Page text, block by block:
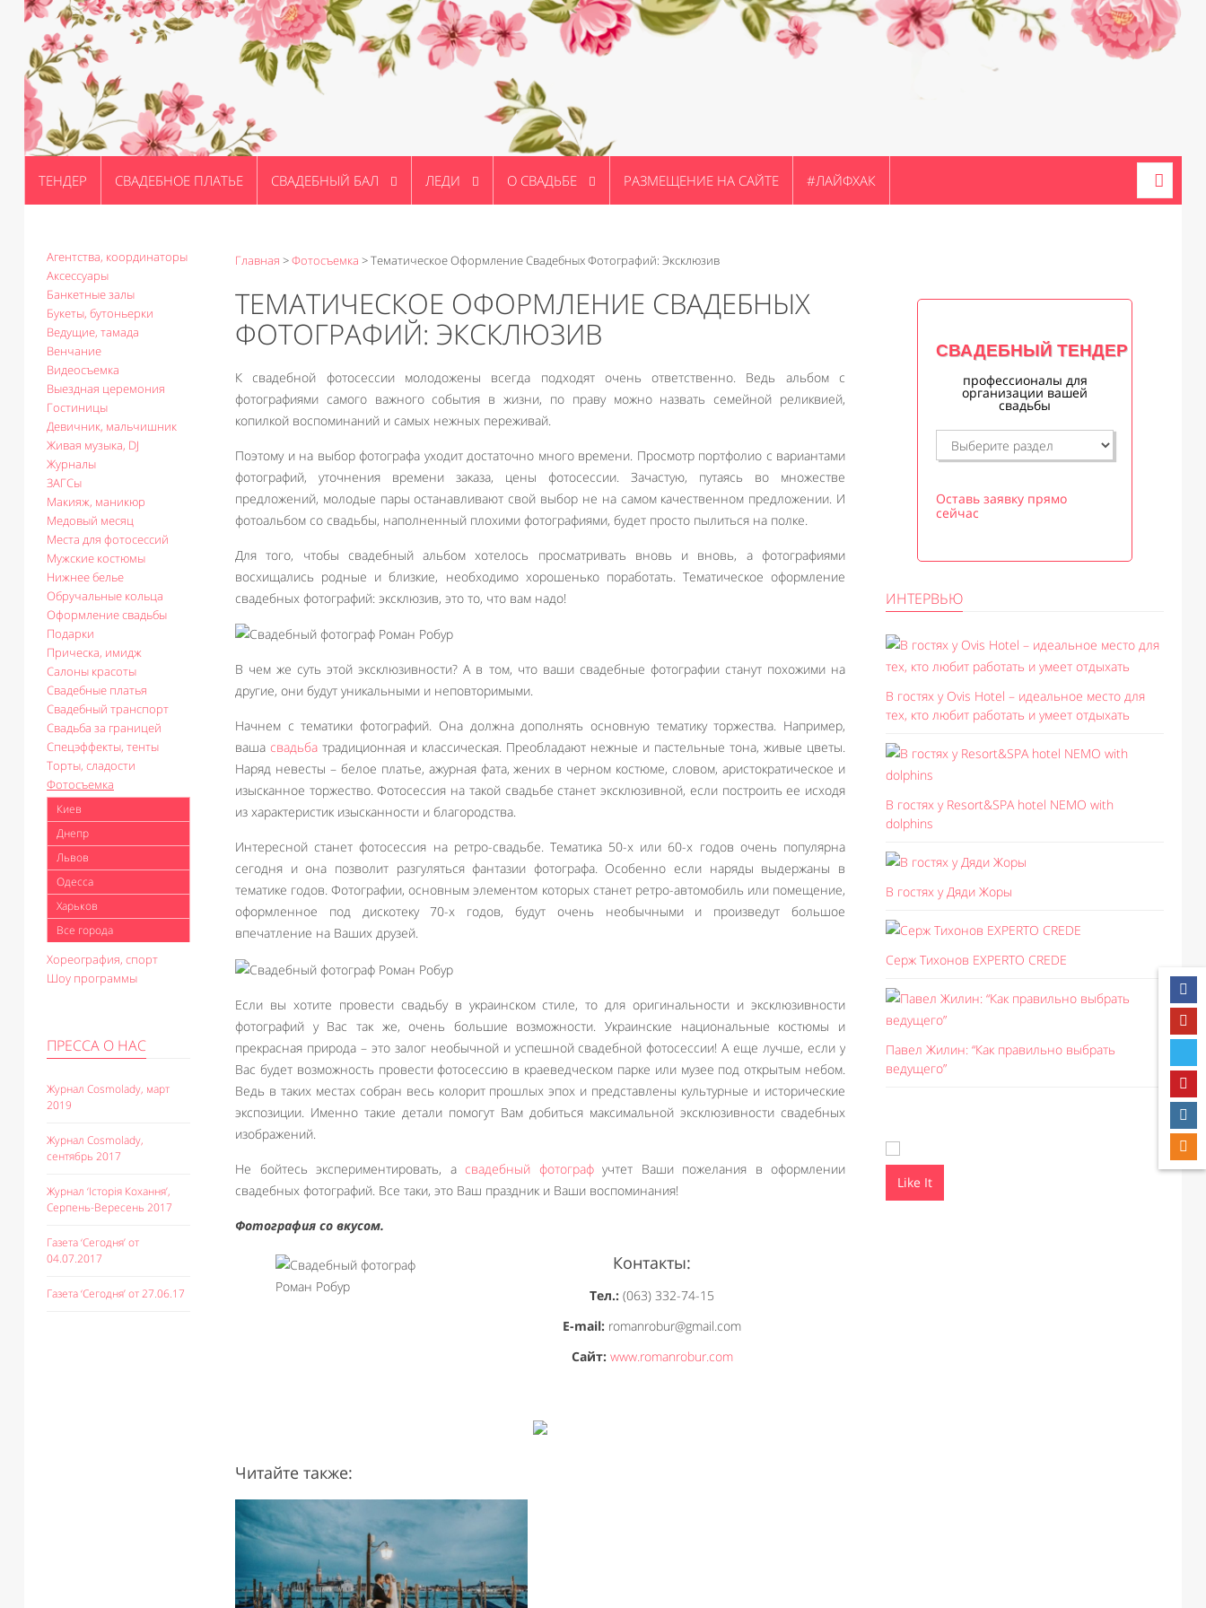
ТЕНДЕР СВАДЕБНОЕ ПЛАТЬЕ СВАДЕБНЫЙ БАЛ ЛЕДИ О СВАДЬБЕ РАЗМЕЩЕНИЕ НА САЙТЕ #ЛАЙФХАК
Агентства, координаторы
Аксессуары
Банкетные залы
Букеты, бутоньерки
Ведущие, тамада
Венчание
Видеосъемка
Выездная церемония
Гостиницы
Девичник, мальчишник
Живая музыка, DJ
Журналы
ЗАГСы
Макияж, маникюр
Медовый месяц
Места для фотосессий
Мужские костюмы
Нижнее белье
Обручальные кольца
Оформление свадьбы
Подарки
Прическа, имидж
Салоны красоты
Свадебные платья
Свадебный транспорт
Свадьба за границей
Спецэффекты, тенты
Торты, сладости
Фотосъемка
Киев
Днепр
Львов
Одесса
Харьков
Все города
Хореография, спорт
Шоу программы
ПРЕССА О НАС
Журнал Cosmolady, март
2019
Журнал Cosmolady,
сентябрь 2017
Журнал ‘Історія Кохання’,
Серпень-Вересень 2017
Газета ‘Сегодня’ от
04.07.2017
Газета ‘Сегодня’ от 27.06.17
Главная >Фотосъемка >Тематическое Оформление Свадебных Фотографий: Эксклюзив
ТЕМАТИЧЕСКОЕ ОФОРМЛЕНИЕ СВАДЕБНЫХ
ФОТОГРАФИЙ: ЭКСКЛЮЗИВ
К свадебной фотосессии молодожены всегда подходят очень ответственно. Ведь альбом с
фотографиями самого важного события в жизни, по праву можно назвать семейной реликвией,
копилкой воспоминаний и самых нежных переживай.
Поэтому и на выбор фотографа уходит достаточно много времени. Просмотр портфолио с вариантами
фотографий, уточнения времени заказа, цены фотосессии. Зачастую, путаясь во множестве
предложений, молодые пары останавливают свой выбор не на самом качественном предложении. И
фотоальбом со свадьбы, наполненный плохими фотографиями, будет просто пылиться на полке.
Для того, чтобы свадебный альбом хотелось просматривать вновь и вновь, а фотографиями
восхищались родные и близкие, необходимо хорошенько поработать. Тематическое оформление
свадебных фотографий: эксклюзив, это то, что вам надо!
В чем же суть этой эксклюзивности? А в том, что ваши свадебные фотографии станут похожими на
другие, они будут уникальными и неповторимыми.
Начнем с тематики фотографий. Она должна дополнять основную тематику торжества. Например,
ваша свадьба традиционная и классическая. Преобладают нежные и пастельные тона, живые цветы.
Наряд невесты – белое платье, ажурная фата, жених в черном костюме, словом, аристократическое и
изысканное торжество. Фотосессия на такой свадьбе станет эксклюзивной, если построить ее исходя
из характеристик изысканности и благородства.
Интересной станет фотосессия на ретро-свадьбе. Тематика 50-х или 60-х годов очень популярна
сегодня и она позволит разгуляться фантазии фотографа. Особенно если наряды выдержаны в
тематике годов. Фотографии, основным элементом которых станет ретро-автомобиль или помещение,
оформленное под дискотеку 70-х годов, будут очень необычными и произведут большое
впечатление на Ваших друзей.
Если вы хотите провести свадьбу в украинском стиле, то для оригинальности и эксклюзивности
фотографий у Вас так же, очень большие возможности. Украинские национальные костюмы и
прекрасная природа – это залог необычной и успешной свадебной фотосессии! А еще лучше, если у
Вас будет возможность провести фотосессию в краеведческом парке или музее под открытым небом.
Ведь в таких местах собран весь колорит прошлых эпох и представлены культурные и исторические
экспозиции. Именно такие детали помогут Вам добиться максимальной эксклюзивности свадебных
изображений.
Не бойтесь экспериментировать, а свадебный фотографучтет Ваши пожелания в оформлении
свадебных фотографий. Все таки, это Ваш праздник и Ваши воспоминания!
Фотография со вкусом.
Контакты:
Тел.: (063) 332-74-15
E-mail: romanrobur@gmail.com
Сайт: www.romanrobur.com
Читайте также:
СВАДЕБНЫЙ ТЕНДЕР
профессионалы для
организации вашей
свадьбы
Оставь заявку прямо
сейчас
ИНТЕРВЬЮ
В гостях у Ovis Hotel – идеальное место для
тех, кто любит работать и умеет отдыхать
В гостях у Resort&SPA hotel NEMO with
dolphins
В гостях у Дяди Жоры
Серж Тихонов EXPERTO CREDE
Павел Жилин: “Как правильно выбрать
ведущего”
Like It